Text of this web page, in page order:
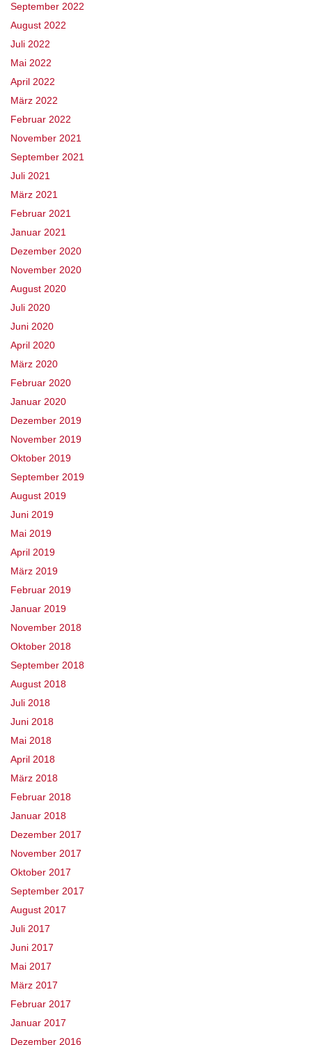
September 2022
August 2022
Juli 2022
Mai 2022
April 2022
März 2022
Februar 2022
November 2021
September 2021
Juli 2021
März 2021
Februar 2021
Januar 2021
Dezember 2020
November 2020
August 2020
Juli 2020
Juni 2020
April 2020
März 2020
Februar 2020
Januar 2020
Dezember 2019
November 2019
Oktober 2019
September 2019
August 2019
Juni 2019
Mai 2019
April 2019
März 2019
Februar 2019
Januar 2019
November 2018
Oktober 2018
September 2018
August 2018
Juli 2018
Juni 2018
Mai 2018
April 2018
März 2018
Februar 2018
Januar 2018
Dezember 2017
November 2017
Oktober 2017
September 2017
August 2017
Juli 2017
Juni 2017
Mai 2017
März 2017
Februar 2017
Januar 2017
Dezember 2016